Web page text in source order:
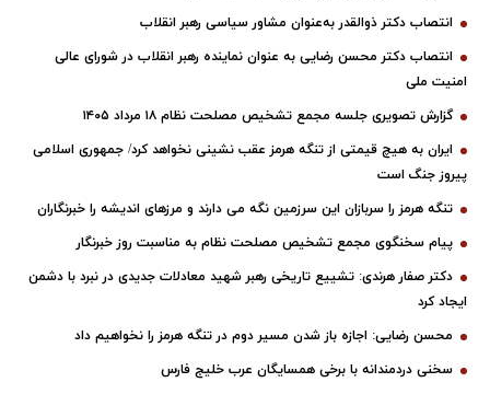
انتصاب دکتر ذوالقدر به‌عنوان مشاور سیاسی رهبر انقلاب
انتصاب دکتر محسن رضایی به عنوان نماینده رهبر انقلاب در شورای عالی
امنیت ملی
گزارش تصویری جلسه مجمع تشخیص مصلحت نظام ۱۸ مرداد ۱۴۰۵
ایران به هیچ قیمتی از تنگه هرمز عقب نشینی نخواهد کرد/ جمهوری اسلامی
پیروز جنگ است
تنگه هرمز را سربازان این سرزمین نگه می دارند و مرزهای اندیشه را خبرنگاران
پیام سخنگوی مجمع تشخیص مصلحت نظام به مناسبت روز خبرنگار
دکتر صفار هرندی: تشییع تاریخی رهبر شهید معادلات جدیدی در نبرد با دشمن
ایجاد کرد
محسن رضایی: اجازه باز شدن مسیر دوم در تنگه هرمز را نخواهیم داد
سخنی دردمندانه با برخی همسایگان عرب خلیج فارس